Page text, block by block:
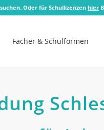
Oder für Schullizenzen hier
Fächer & Schulformen